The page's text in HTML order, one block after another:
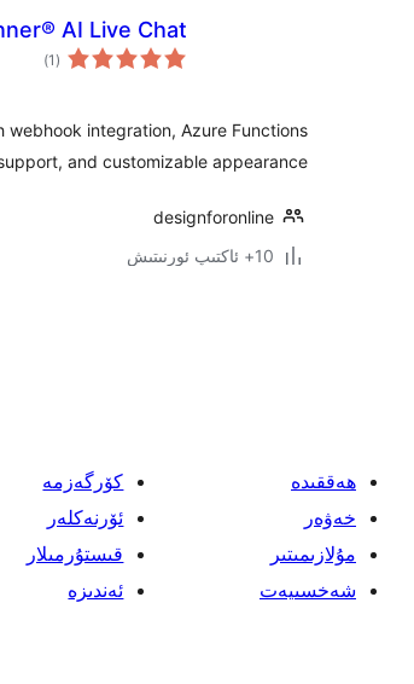
AI Live Chat
(1 ئومۇمىي
دەرىجە)
integration, Azure Functions
and customizable appearance.
designforonline
10+ ئاكتىپ ئورنىتىش
ھەققىدە
خەۋەر
مۇلازىمىتىر
شەخسىيەت
كۆرگەزمە
ئۆرنەكلەر
قىستۇرمىلار
ئەندىزە